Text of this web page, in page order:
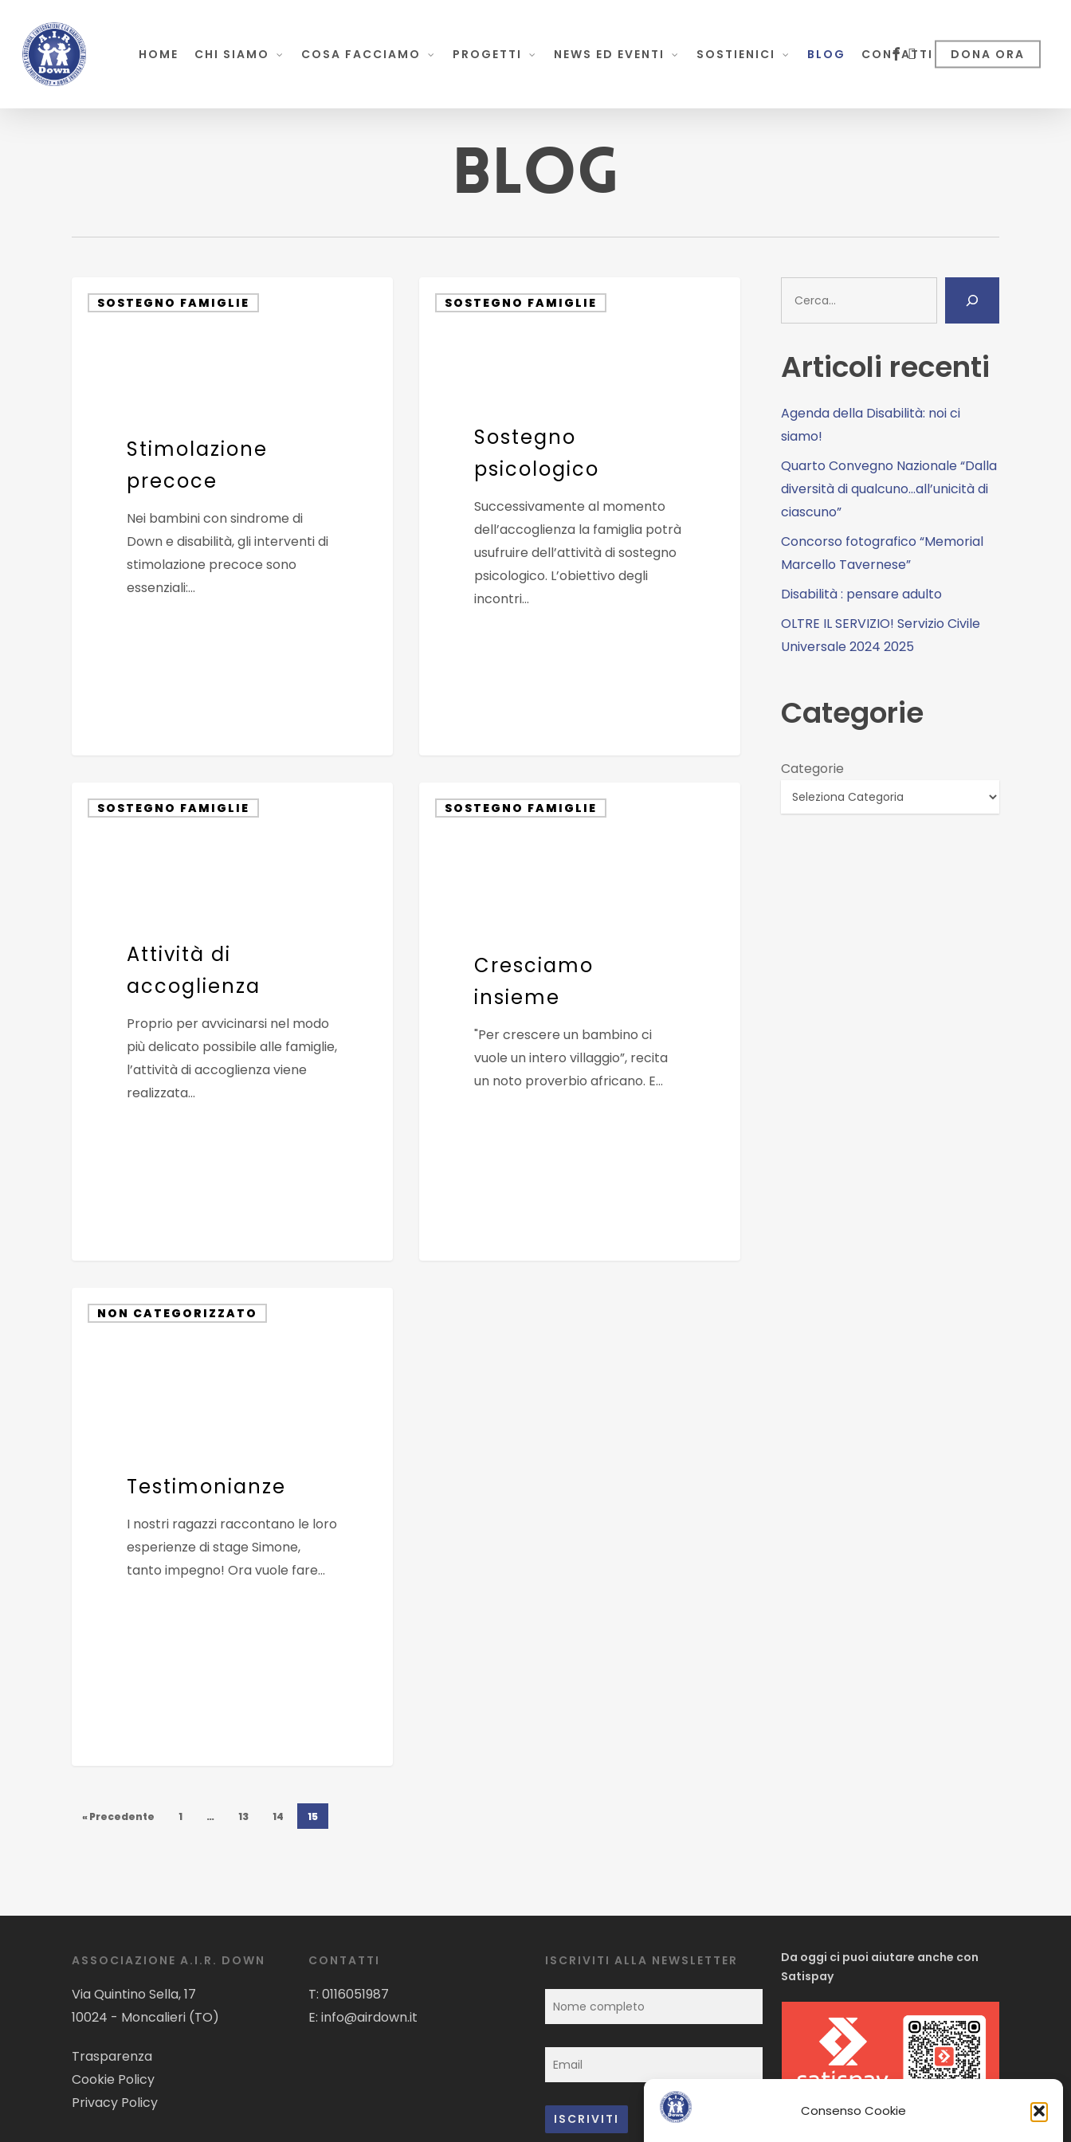
Consenso Cookie
main
content
HOME CHI SIAMO COSA FACCIAMO PROGETTI NEWS ED EVENTI SOSTIENICI BLOG CONTATTI
facebook
instagramDONA ORA
BLOG
precoce
SOSTEGNO FAMIGLIE
Stimolazione
precoce
Nei bambini con sindrome di
Down e disabilità, gli interventi di
stimolazione precoce sono
essenziali:…
psicologico
SOSTEGNO FAMIGLIE
Sostegno
psicologico
Successivamente al momento
dell’accoglienza la famiglia potrà
usufruire dell’attività di sostegno
psicologico. L’obiettivo degli
incontri…
SOSTEGNO FAMIGLIE
Attività di
accoglienza
Proprio per avvicinarsi nel modo
più delicato possibile alle famiglie,
l’attività di accoglienza viene
realizzata…
insiemeSOSTEGNO FAMIGLIE
Cresciamo
insieme
"Per crescere un bambino ci
vuole un intero villaggio”, recita
un noto proverbio africano. E…
NON CATEGORIZZATO
Testimonianze
I nostri ragazzi raccontano le loro
esperienze di stage Simone,
tanto impegno! Ora vuole fare…
« Precedente 1 … 13 14 15
Articoli recenti
Agenda della Disabilità: noi ci
siamo!
Quarto Convegno Nazionale “Dalla
diversità di qualcuno…all’unicità di
ciascuno”
Concorso fotografico “Memorial
Marcello Tavernese”
Disabilità : pensare adulto
OLTRE IL SERVIZIO! Servizio Civile
Universale 2024 2025
Categorie
Categorie
ASSOCIAZIONE A.I.R. DOWN
Via Quintino Sella, 17
10024 - Moncalieri (TO)
Trasparenza
Cookie Policy
Privacy Policy
CONTATTI
T: 0116051987
E: info@airdown.it
ISCRIVITI ALLA NEWSLETTER
Da oggi ci puoi aiutare anche con
Satispay